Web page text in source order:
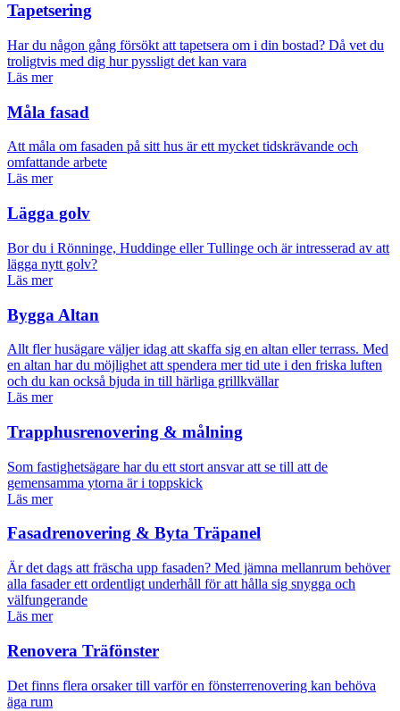
Tapetsering
Har du någon gång försökt att tapetsera om i din bostad? Då vet du
troligtvis med dig hur pyssligt det kan vara
Läs mer
Måla fasad
Att måla om fasaden på sitt hus är ett mycket tidskrävande och
omfattande arbete
Läs mer
Lägga golv
Bor du i Rönninge, Huddinge eller Tullinge och är intresserad av att
lägga nytt golv?
Läs mer
Bygga Altan
Allt fler husägare väljer idag att skaffa sig en altan eller terrass. Med
en altan har du möjlighet att spendera mer tid ute i den friska luften
och du kan också bjuda in till härliga grillkvällar
Läs mer
Trapphusrenovering & målning
Som fastighetsägare har du ett stort ansvar att se till att de
gemensamma ytorna är i toppskick
Läs mer
Fasadrenovering & Byta Träpanel
Är det dags att fräscha upp fasaden? Med jämna mellanrum behöver
alla fasader ett ordentligt underhåll för att hålla sig snygga och
välfungerande
Läs mer
Renovera Träfönster
Det finns flera orsaker till varför en fönsterrenovering kan behöva
äga rum